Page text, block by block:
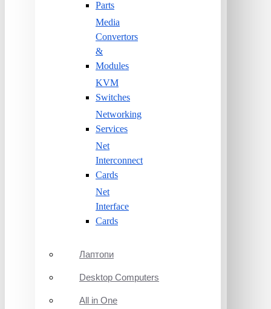
Parts
Media
Convertors
&
Modules
KVM
Switches
Networking
Services
Net
Interconnect
Cards
Net
Interface
Cards
Лаптопи
Desktop Computers
All in One